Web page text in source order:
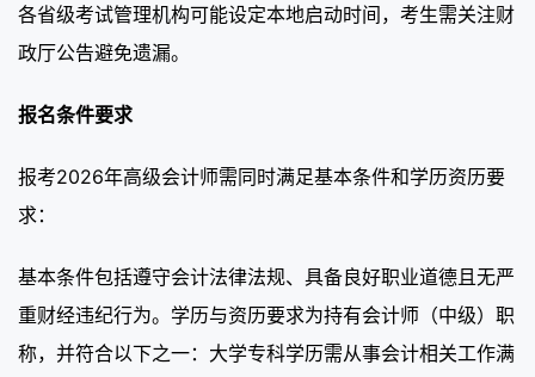
各省级考试管理机构可能设定本地启动时间，考生需关注财
政厅公告避免遗漏。
报名条件要求
报考2026年高级会计师需同时满足基本条件和学历资历要
求：
基本条件包括遵守会计法律法规、具备良好职业道德且无严
重财经违纪行为。学历与资历要求为持有会计师（中级）职
称，并符合以下之一：大学专科学历需从事会计相关工作满